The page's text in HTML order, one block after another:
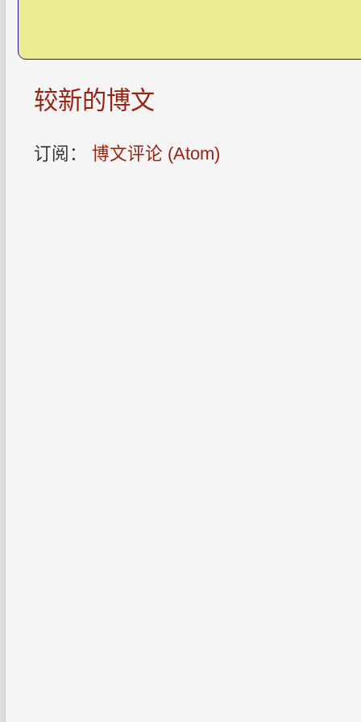
较新的博文
订阅： 博文评论 (Atom)